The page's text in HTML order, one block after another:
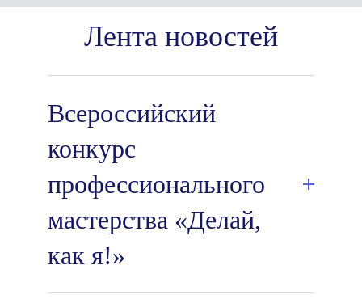
Лента новостей
Всероссийский
конкурс
профессионального
мастерства «Делай,
как я!»